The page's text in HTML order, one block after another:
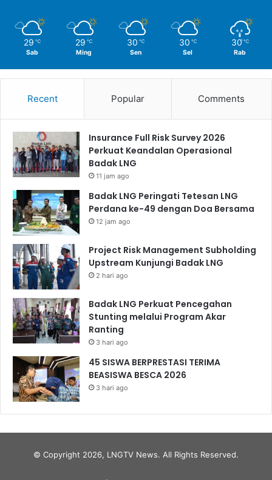
29 ℃
Sab
29 ℃
Ming
30 ℃
Sen
30 ℃
Sel
30 ℃
Rab
Recent Popular Comments
Insurance Full Risk Survey 2026
Perkuat Keandalan Operasional
Badak LNG
11 jam ago
Badak LNG Peringati Tetesan LNG
Perdana ke-49 dengan Doa Bersama
12 jam ago
Project Risk Management Subholding
Upstream Kunjungi Badak LNG
2 hari ago
Badak LNG Perkuat Pencegahan
Stunting melalui Program Akar
Ranting
3 hari ago
45 SISWA BERPRESTASI TERIMA
BEASISWA BESCA 2026
3 hari ago
© Copyright 2026, LNGTV News. All Rights Reserved.